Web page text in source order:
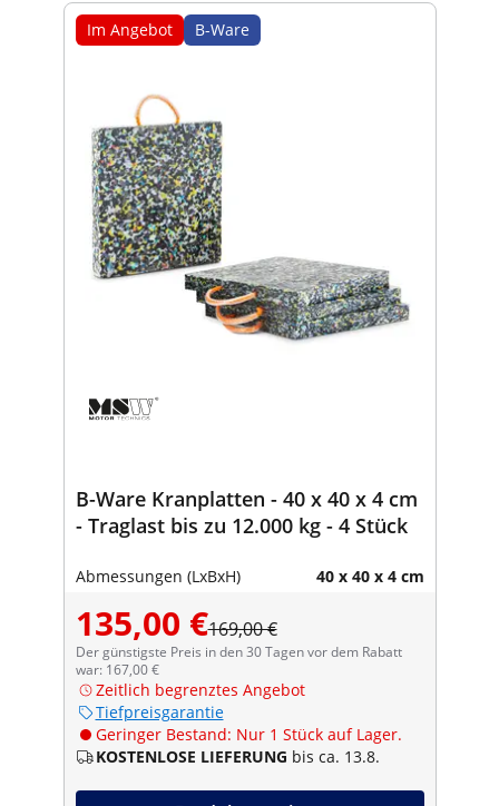
Im Angebot B-Ware
B-Ware Kranplatten - 40 x 40 x 4 cm
- Traglast bis zu 12.000 kg - 4 Stück
Abmessungen (LxBxH) 40 x 40 x 4 cm
135,00 €169,00 €
Der günstigste Preis in den 30 Tagen vor dem Rabatt
war: 167,00 €
Zeitlich begrenztes Angebot
Tiefpreisgarantie
Geringer Bestand: Nur 1 Stück auf Lager.
KOSTENLOSE LIEFERUNG bis ca. 13.8.